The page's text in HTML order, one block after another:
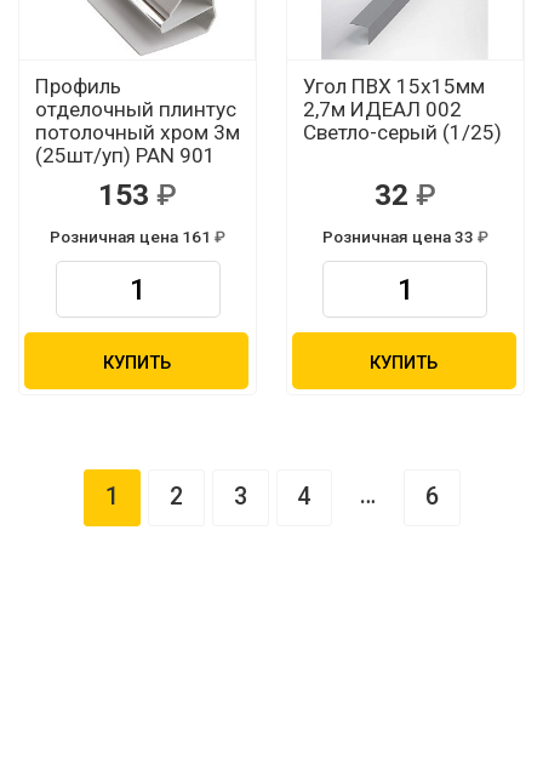
Профиль
отделочный плинтус
потолочный хром 3м
(25шт/уп) PAN 901
153
Розничная цена 161
КУПИТЬ
Угол ПВХ 15х15мм
2,7м ИДЕАЛ 002
Светло-серый (1/25)
32
Розничная цена 33
КУПИТЬ
1 2 3 4 … 6